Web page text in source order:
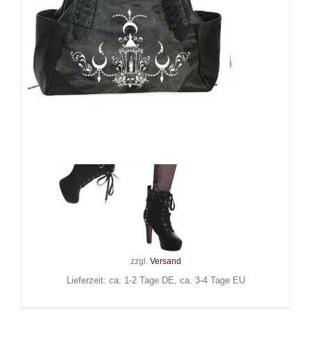
Banned Henkeltasche
Chadelier
59,90€
Inkl. MwSt.
zzgl. Versand
Lieferzeit: ca. 1-2 Tage DE, ca. 3-4 Tage EU